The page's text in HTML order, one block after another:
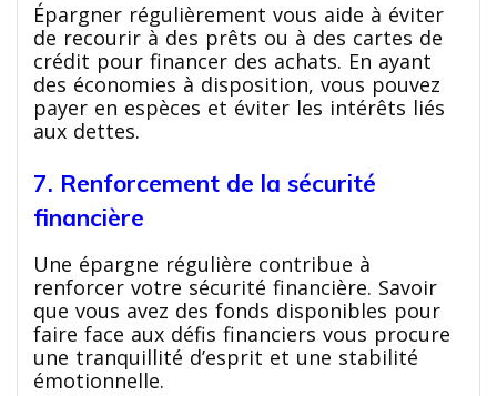
Épargner régulièrement vous aide à éviter
de recourir à des prêts ou à des cartes de
crédit pour financer des achats. En ayant
des économies à disposition, vous pouvez
payer en espèces et éviter les intérêts liés
aux dettes.
7. Renforcement de la sécurité
financière
Une épargne régulière contribue à
renforcer votre sécurité financière. Savoir
que vous avez des fonds disponibles pour
faire face aux défis financiers vous procure
une tranquillité d’esprit et une stabilité
émotionnelle.